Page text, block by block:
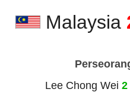
Malaysia
Lee Chong Wei 2